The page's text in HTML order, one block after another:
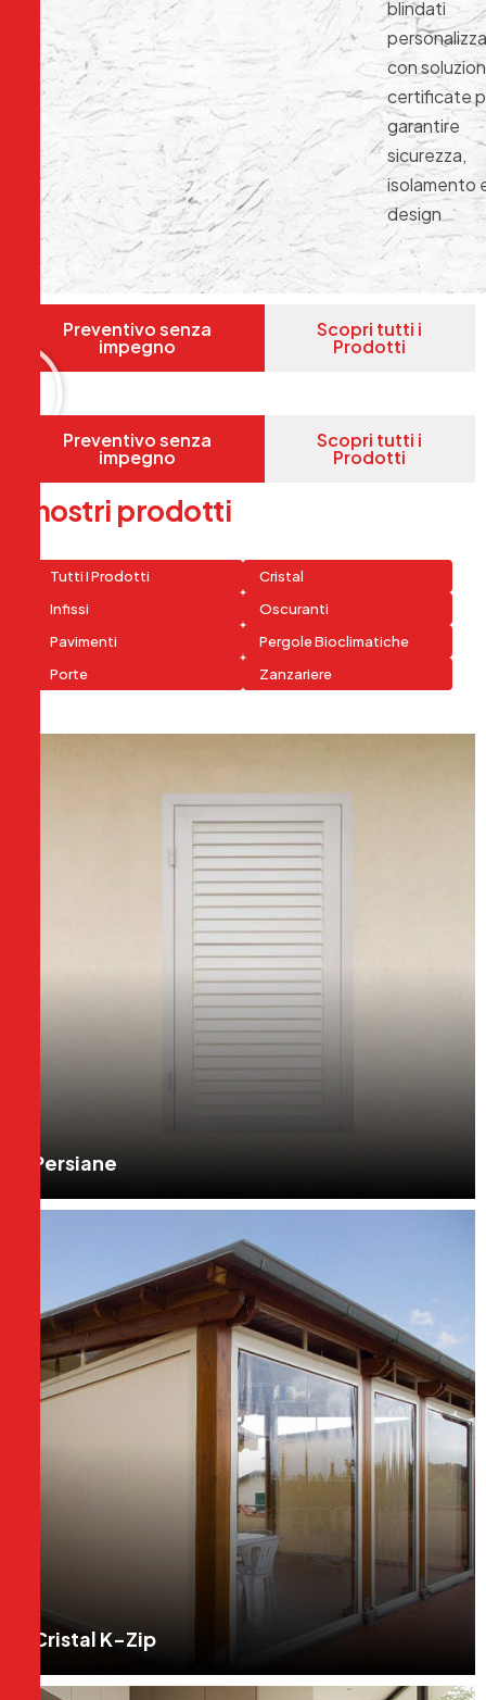
blindati
con
certificate
garantire
sicurezza,
isolamento
design
Preventivo senza
impegno
Scopri tutti i
Prodotti
Preventivo senza
impegno
Scopri tutti i
Prodotti
nostri prodotti
Tutti I Prodotti
Cristal
Infissi
Oscuranti
Pavimenti
Pergole Bioclimatiche
Porte
Zanzariere
Persiane
Cristal K-Zip